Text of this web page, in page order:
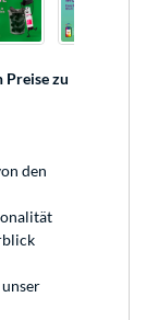
Preise zu
den